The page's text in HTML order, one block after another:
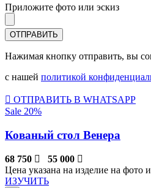
Приложите фото или эскиз
Нажимая кнопку отправить, вы
с нашей политикой
ОТПРАВИТЬ В WHATSAPP
Sale 20%
Кованый стол Венера
68 750
55 000
Цена указана на изделие на фото
ИЗУЧИТЬ